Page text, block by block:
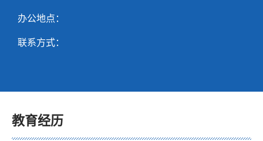
办公地点：
联系方式：
教育经历